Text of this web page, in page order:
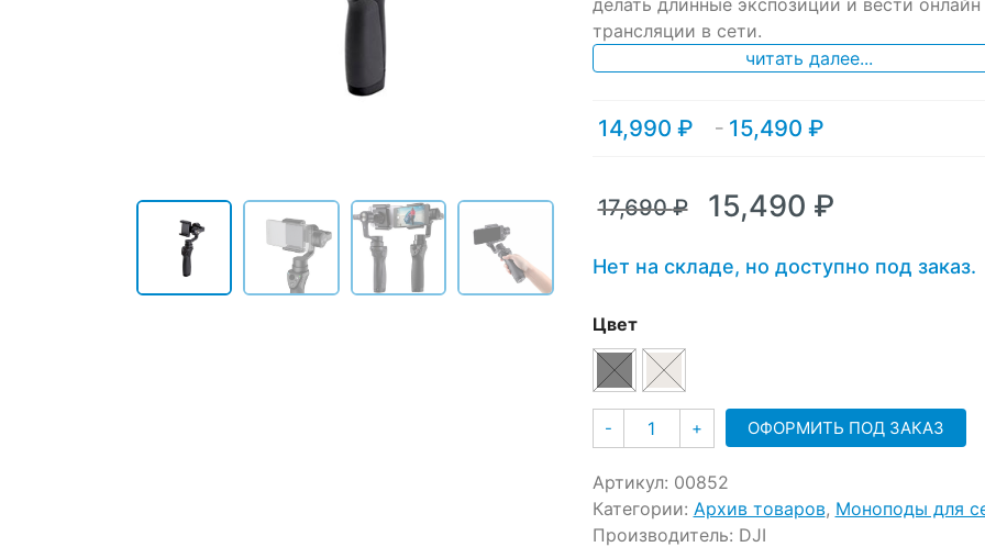
трансляции в сети.
читать далее...
14,990 ₽ – 15,490 ₽
Диапазон
15,490 ₽
17,690₽
Первоначальная
цена
17,690 ₽.
15,490 ₽
Текущая
цена:
Нет на складе, но доступно под заказ.
Цвет
- Количество
+ ОФОРМИТЬ ПОД ЗАКАЗ
Артикул: 00852
Категории: Архив товаров, Моноподы для
Производитель: DJI